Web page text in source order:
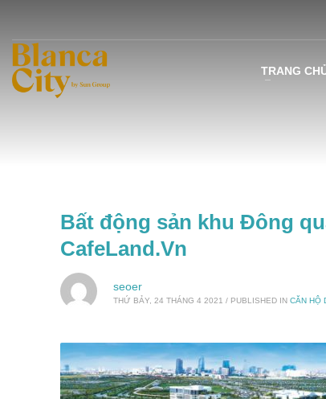
TRANG
Bất động sản khu Đông
CafeLand.Vn
seoer
THỨ BẢY, 24 THÁNG 4 2021 / PUBLISHED IN CĂN HỘ